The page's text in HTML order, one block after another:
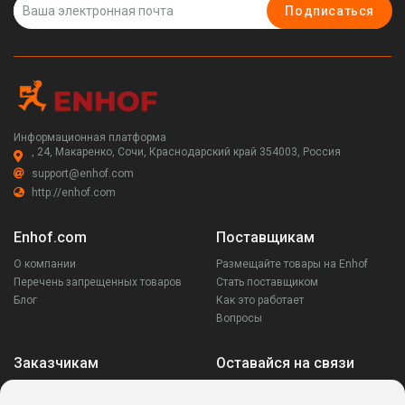
Подписаться
Информационная платформа
, 24, Макаренко, Сочи, Краснодарский край 354003, Россия
support@enhof.com
http://enhof.com
Enhof.com
О компании
Перечень запрещенных товаров
Блог
Поставщикам
Размещайте товары на Enhof
Стать поставщиком
Как это работает
Вопросы
Заказчикам Оставайся на связи